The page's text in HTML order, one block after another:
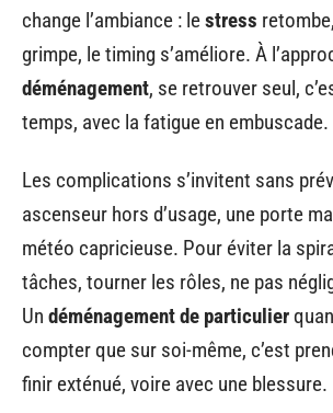
change l’ambiance : lestress
grimpe, le timing s’améliore. À
déménagement, se retrouver seul,
temps, avec la fatigue en embuscade.
Les complications s’invitent sans
ascenseur hors d’usage, une porte
météo capricieuse. Pour éviter la
tâches, tourner les rôles, ne pas
Un déménagement de particulier
compter que sur soi-même, c’est
finir exténué, voire avec une blessure.